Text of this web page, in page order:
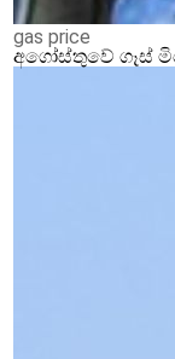
gas price
අගෝස්තුවේ ගෑස්